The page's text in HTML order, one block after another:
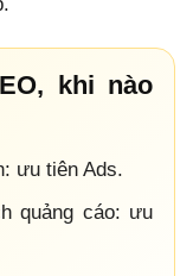
khi nào
ưu tiên Ads.
quảng cáo: ưu